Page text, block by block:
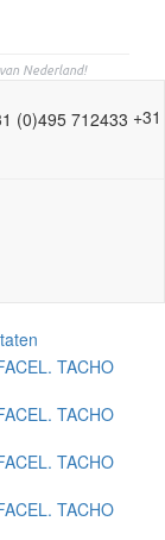
Nederland!
+31